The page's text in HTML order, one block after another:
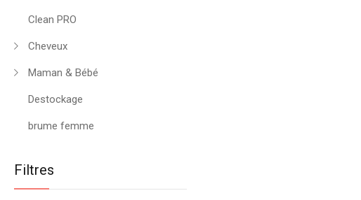
Clean PRO
Cheveux
Maman & Bébé
Destockage
brume femme
Filtres